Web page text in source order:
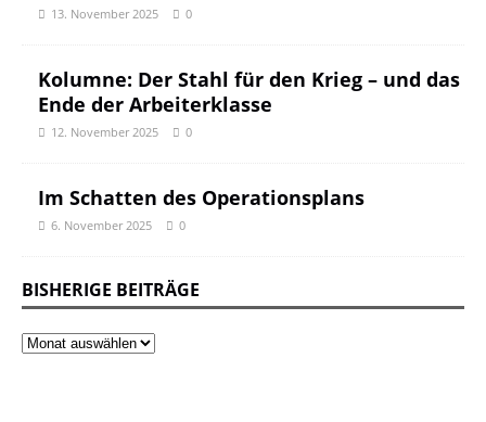
13. November 2025 0
Kolumne: Der Stahl für den Krieg – und das
Ende der Arbeiterklasse
12. November 2025 0
Im Schatten des Operationsplans
6. November 2025 0
BISHERIGE BEITRÄGE